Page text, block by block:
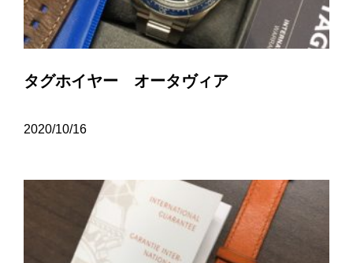
タグホイヤー オータヴィア
2020/10/16